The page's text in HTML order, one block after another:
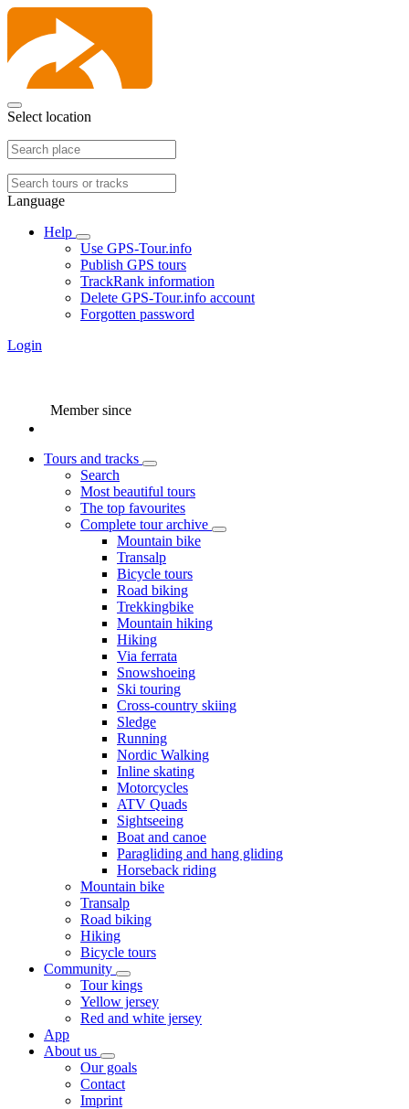
Select location
Language
Help
Use GPS-Tour.info
Publish GPS tours
TrackRank information
Delete GPS-Tour.info account
Forgotten password
Login
Member since
Tours and tracks
Search
Most beautiful tours
The top favourites
Complete tour archive
Mountain bike
Transalp
Bicycle tours
Road biking
Trekkingbike
Mountain hiking
Hiking
Via ferrata
Snowshoeing
Ski touring
Cross-country skiing
Sledge
Running
Nordic Walking
Inline skating
Motorcycles
ATV Quads
Sightseeing
Boat and canoe
Paragliding and hang gliding
Horseback riding
Mountain bike
Transalp
Road biking
Hiking
Bicycle tours
Community
Tour kings
Yellow jersey
Red and white jersey
App
About us
Our goals
Contact
Imprint